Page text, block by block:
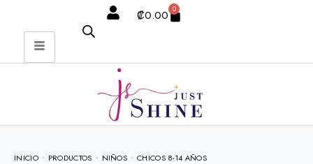
₡0.00 0
INICIO PRODUCTOS NIÑOS CHICOS 8-14 AÑOS